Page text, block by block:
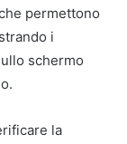
permettono
i
schermo
la